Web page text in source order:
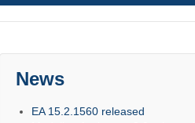
News
EA 15.2.1560 released